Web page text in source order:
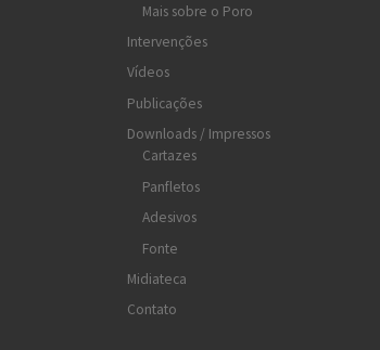
Mais sobre o Poro
Intervenções
Vídeos
Publicações
Downloads / Impressos
Cartazes
Panfletos
Adesivos
Fonte
Midiateca
Contato